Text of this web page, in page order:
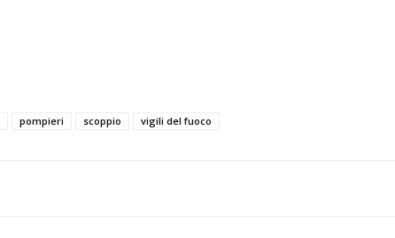
pompieri scoppio vigili del fuoco